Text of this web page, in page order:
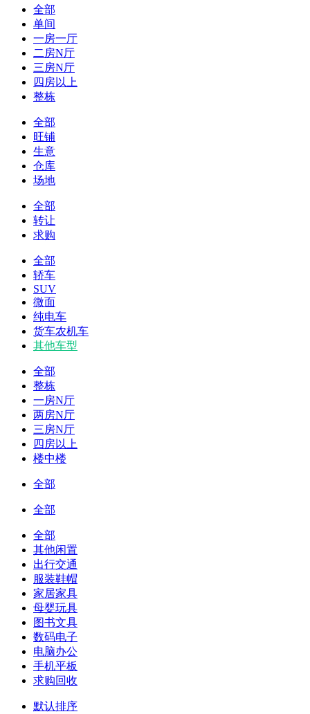
全部
单间
一房一厅
二房N厅
三房N厅
四房以上
整栋
全部
旺铺
生意
仓库
场地
全部
转让
求购
全部
轿车
SUV
微面
纯电车
货车农机车
其他车型
全部
整栋
一房N厅
两房N厅
三房N厅
四房以上
楼中楼
全部
全部
全部
其他闲置
出行交通
服装鞋帽
家居家具
母婴玩具
图书文具
数码电子
电脑办公
手机平板
求购回收
默认排序